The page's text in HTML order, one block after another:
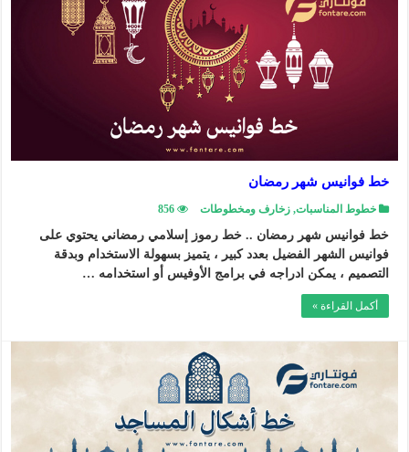
خط فوانيس شهر رمضان
خطوط المناسبات,زخارف ومخطوطات 856
خط فوانيس شهر رمضان .. خط رموز إسلامي رمضاني يحتوي على
فوانيس الشهر الفضيل بعدد كبير ، يتميز بسهولة الاستخدام وبدقة
التصميم ، يمكن ادراجه في برامج الأوفيس أو استخدامه …
أكمل القراءة »